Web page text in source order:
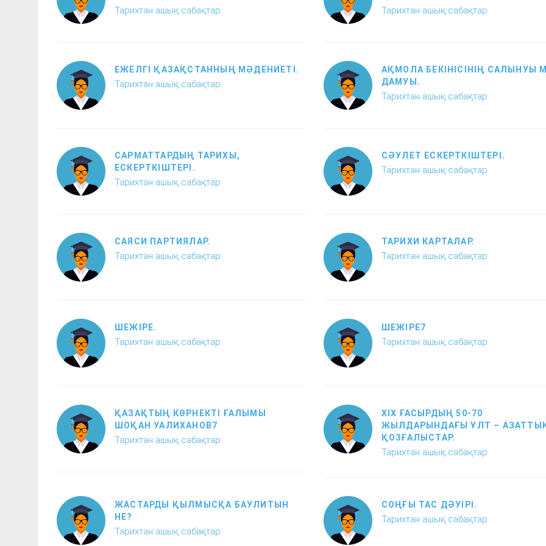
Тарихтан ашық сабақтар Тарихтан ашық сабақтар
ЕЖЕЛГІ ҚАЗАҚСТАННЫҢ МӘДЕНИЕТІ.
Тарихтан ашық сабақтар
АҚМОЛА БЕКІНІСІНІҢ САЛЫНУЫ
ДАМУЫ.
Тарихтан ашық сабақтар
САРМАТТАРДЫҢ ТАРИХЫ,
ЕСКЕРТКІШТЕРІ.
Тарихтан ашық сабақтар
СӘУЛЕТ ЕСКЕРТКІШТЕРІ.
Тарихтан ашық сабақтар
САЯСИ ПАРТИЯЛАР.
Тарихтан ашық сабақтар
ТАРИХИ КАРТАЛАР.
Тарихтан ашық сабақтар
ШЕЖІРЕ.
Тарихтан ашық сабақтар
ШЕЖІРЕ7
Тарихтан ашық сабақтар
ҚАЗАҚТЫҢ КӨРНЕКТІ ҒАЛЫМЫ
ШОҚАН УАЛИХАНОВ7
Тарихтан ашық сабақтар
ХІХ ҒАСЫРДЫҢ 50-70
ЖЫЛДАРЫНДАҒЫ ҰЛТ –
ҚОЗҒАЛЫСТАР.
Тарихтан ашық сабақтар
ЖАСТАРДЫ ҚЫЛМЫСҚА БАУЛИТЫН
НЕ?
Тарихтан ашық сабақтар
СОҢҒЫ ТАС ДӘУІРІ.
Тарихтан ашық сабақтар